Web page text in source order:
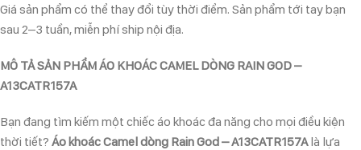
Giá sản phẩm có thể thay đổi tùy thời điểm. Sản phẩm tới tay bạn
sau 2–3 tuần, miễn phí ship nội địa.
MÔ TẢ SẢN PHẨM ÁO KHOÁC CAMEL DÒNG RAIN GOD –
A13CATR157A
Bạn đang tìm kiếm một chiếc áo khoác đa năng cho mọi điều kiện
thời tiết? Áo khoác Camel dòng Rain God – A13CATR157Alà lựa